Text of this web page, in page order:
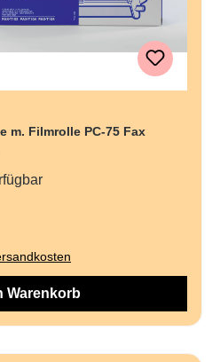
m. Filmrolle PC-75 Fax
Warenkorb